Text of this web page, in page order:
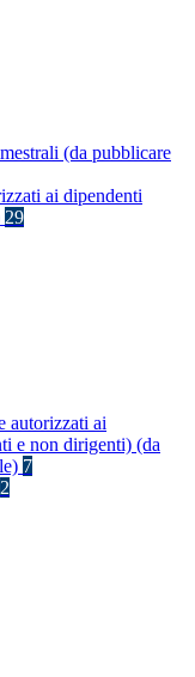
(da pubblicare
ai dipendenti
29
autorizzati ai
e non dirigenti) (da
7
2